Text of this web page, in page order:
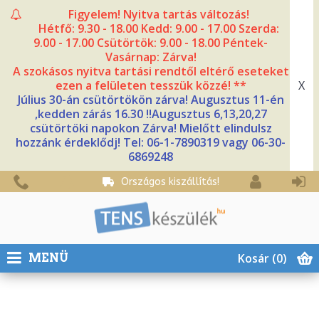
Figyelem! Nyitva tartás változás!
Hétfő: 9.30 - 18.00 Kedd: 9.00 - 17.00 Szerda:
9.00 - 17.00 Csütörtök: 9.00 - 18.00 Péntek-
Vasárnap: Zárva!
A szokásos nyitva tartási rendtől eltérő eseteket
ezen a felületen tesszük közzé! **
Július 30-án csütörtökön zárva! Augusztus 11-én
,kedden zárás 16.30 !!Augusztus 6,13,20,27
csütörtöki napokon Zárva! Mielőtt elindulsz
hozzánk érdeklődj! Tel: 06-1-7890319 vagy 06-30-
6869248
X
Országos kiszállítás!
Kosár (0)
MENÜ